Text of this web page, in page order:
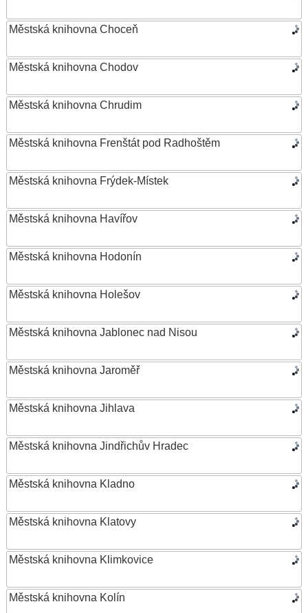
Městská knihovna Choceň
Městská knihovna Chodov
Městská knihovna Chrudim
Městská knihovna Frenštát pod Radhoštěm
Městská knihovna Frýdek-Místek
Městská knihovna Havířov
Městská knihovna Hodonín
Městská knihovna Holešov
Městská knihovna Jablonec nad Nisou
Městská knihovna Jaroměř
Městská knihovna Jihlava
Městská knihovna Jindřichův Hradec
Městská knihovna Kladno
Městská knihovna Klatovy
Městská knihovna Klimkovice
Městská knihovna Kolín